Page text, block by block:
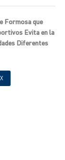
Formosa que
Evita en la
Diferentes